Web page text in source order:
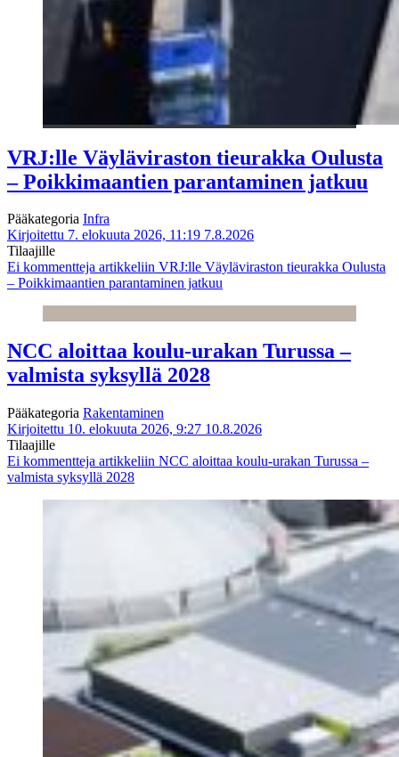
VRJ:lle Väyläviraston tieurakka Oulusta
– Poikkimaantien parantaminen jatkuu
Pääkategoria Infra
Kirjoitettu 7. elokuuta 2026, 11:19 7.8.2026
Tilaajille
Ei kommentteja artikkeliin VRJ:lle Väyläviraston tieurakka Oulusta
– Poikkimaantien parantaminen jatkuu
NCC aloittaa koulu-urakan Turussa –
valmista syksyllä 2028
Pääkategoria Rakentaminen
Kirjoitettu 10. elokuuta 2026, 9:27 10.8.2026
Tilaajille
Ei kommentteja artikkeliin NCC aloittaa koulu-urakan Turussa –
valmista syksyllä 2028